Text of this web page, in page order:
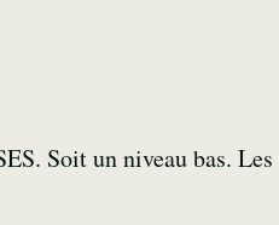
Soit un niveau bas. Les